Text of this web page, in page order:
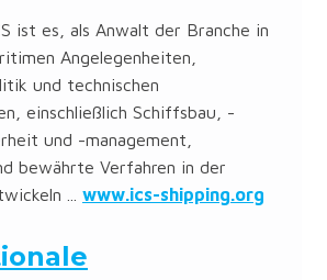
ist es, als Anwalt der Branche in
Angelegenheiten,
und technischen
einschließlich Schiffsbau, -
und -management,
bewährte Verfahren in der
... www.ics-shipping.org